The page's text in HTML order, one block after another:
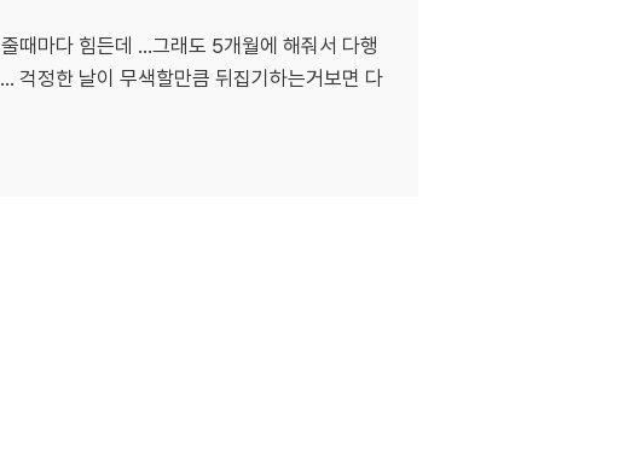
때마다 힘든데 ...그래도 5개월에 해줘서 다행
걱정한 날이 무색할만큼 뒤집기하는거보면 다